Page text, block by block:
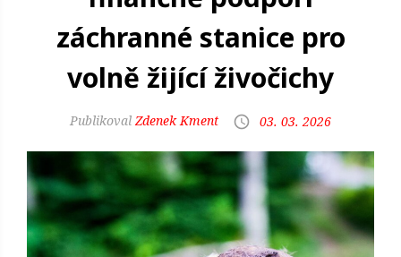
záchranné stanice pro
volně žijící živočichy
Zdenek Kment 03. 03. 2026